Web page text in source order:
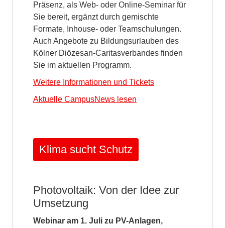
Präsenz, als Web- oder Online-Seminar für
Sie bereit, ergänzt durch gemischte
Formate, Inhouse- oder Teamschulungen.
Auch Angebote zu Bildungsurlauben des
Kölner Diözesan-Caritasverbandes finden
Sie im aktuellen Programm.
Weitere Informationen und Tickets
Aktuelle CampusNews lesen
Klima sucht Schutz
Photovoltaik: Von der Idee zur
Umsetzung
Webinar am 1. Juli zu PV-Anlagen,